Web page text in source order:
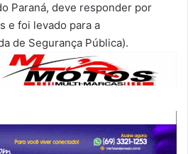
Paraná, deve responder por
e foi levado para a
de Segurança Pública).